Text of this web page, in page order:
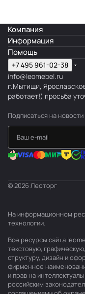
Компания
Информация
Помощь
+7 495 961-02-38
info@leomebel.ru
г.Мытищи,
работает!) просьба
Подписаться на новости
© 2026 Леоторг
На информационном
технологии.
Все ресурсы сайта
текстовую,
структуру, дизайн и
фирменное
и прав на
российским